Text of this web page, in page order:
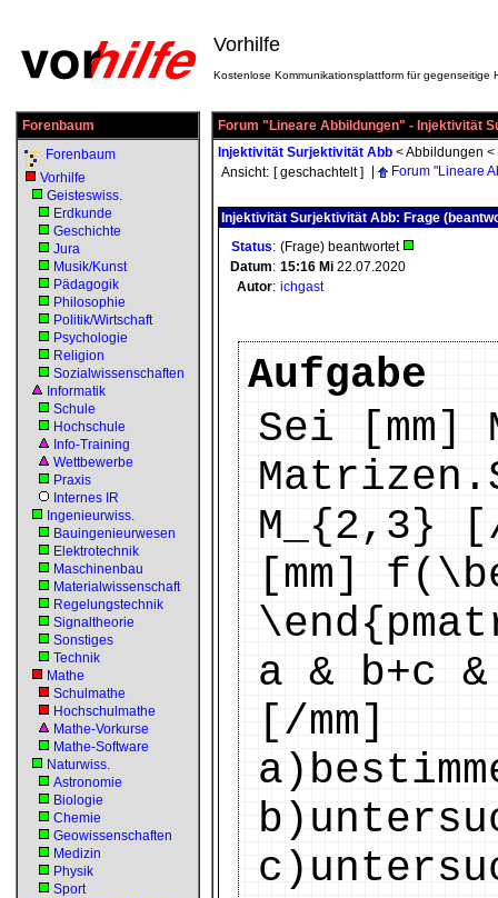
Vorhilfe
Kostenlose Kommunikationsplattform für gegenseitige
Forenbaum
Forenbaum
Vorhilfe
Geisteswiss.
Erdkunde
Geschichte
Jura
Musik/Kunst
Pädagogik
Philosophie
Politik/Wirtschaft
Psychologie
Religion
Sozialwissenschaften
Informatik
Schule
Hochschule
Info-Training
Wettbewerbe
Praxis
Internes IR
Ingenieurwiss.
Bauingenieurwesen
Elektrotechnik
Maschinenbau
Materialwissenschaft
Regelungstechnik
Signaltheorie
Sonstiges
Technik
Mathe
Schulmathe
Hochschulmathe
Mathe-Vorkurse
Mathe-Software
Naturwiss.
Astronomie
Biologie
Chemie
Geowissenschaften
Medizin
Physik
Sport
Forum "Lineare Abbildungen" - Injektivität
Injektivität Surjektivität Abb <Abbildungen <
Ansicht: [ geschachtelt ] Forum "Lineare
Injektivität Surjektivität Abb: Frage
Status: (Frage) beantwortet
Datum: 15:16 Mi 22.07.2020
Autor: ichgast
Aufgabe
Sei [mm]
M_{2,3}
[mm]
a & b+c
[/mm]